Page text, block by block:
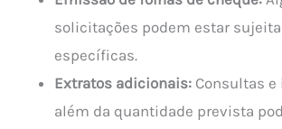
solicitações podem estar
específicas.
Extratos adicionais: Consultas
além da quantidade prevista